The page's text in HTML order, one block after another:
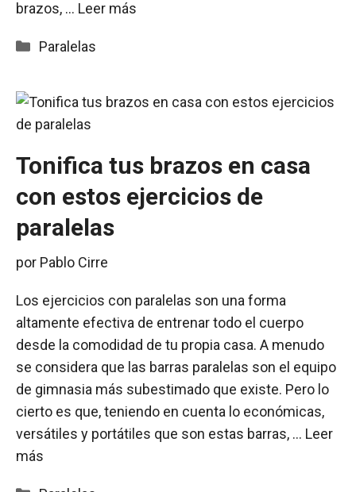
brazos, … Leer más
Categorías
Paralelas
Tonifica tus brazos en casa
con estos ejercicios de
paralelas
por Pablo Cirre
Los ejercicios con paralelas son una forma
altamente efectiva de entrenar todo el cuerpo
desde la comodidad de tu propia casa. A menudo
se considera que las barras paralelas son el equipo
de gimnasia más subestimado que existe. Pero lo
cierto es que, teniendo en cuenta lo económicas,
versátiles y portátiles que son estas barras, … Leer
más